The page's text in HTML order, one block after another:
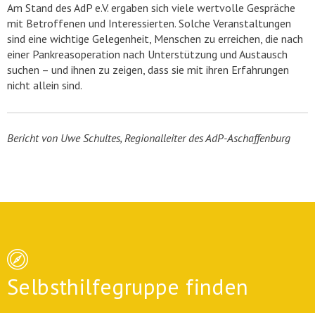
Am Stand des AdP e.V. ergaben sich viele wertvolle Gespräche
mit Betroffenen und Interessierten. Solche Veranstaltungen
sind eine wichtige Gelegenheit, Menschen zu erreichen, die nach
einer Pankreasoperation nach Unterstützung und Austausch
suchen – und ihnen zu zeigen, dass sie mit ihren Erfahrungen
nicht allein sind.
Bericht von Uwe Schultes, Regionalleiter des AdP-Aschaffenburg
Selbsthilfegruppe finden